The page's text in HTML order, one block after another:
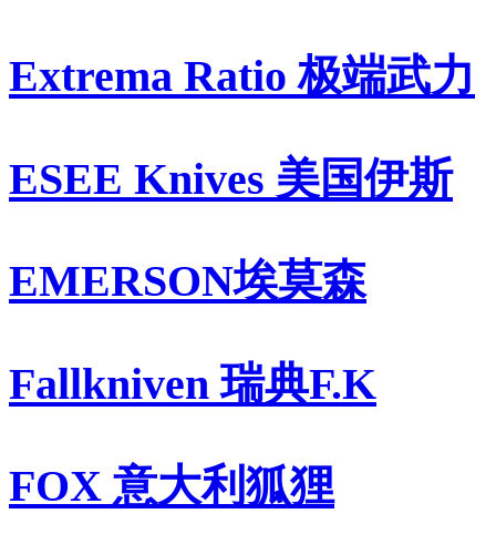
Extrema Ratio 极端武力
ESEE Knives 美国伊斯
EMERSON埃莫森
Fallkniven 瑞典F.K
FOX 意大利狐狸